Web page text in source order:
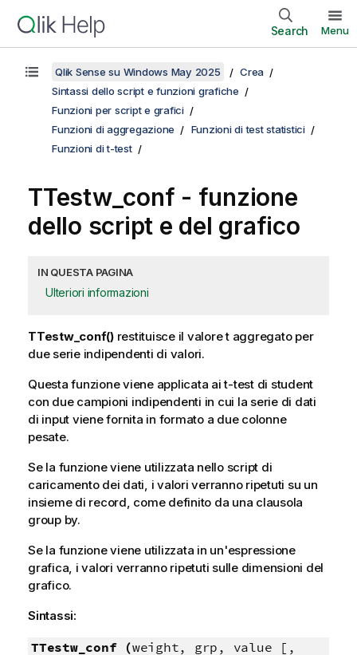
Search Menu
Qlik Sense su Windows May 2025
Crea
Sintassi dello script e funzioni grafiche
Funzioni per script e grafici
Funzioni di aggregazione
Funzioni di test statistici
Funzioni di t-test
TTestw_conf - funzione
dello script e del grafico
IN QUESTA PAGINA
Ulteriori informazioni
TTestw_conf()restituisce il valore t aggregato per
due serie indipendenti di valori.
Questa funzione viene applicata ai t-test di student
con due campioni indipendenti in cui la serie di dati
di input viene fornita in formato a due colonne
pesate.
Se la funzione viene utilizzata nello script di
caricamento dei dati, i valori verranno ripetuti su un
insieme di record, come definito da una clausola
group by.
Se la funzione viene utilizzata in un'espressione
grafica, i valori verranno ripetuti sulle dimensioni del
grafico.
Sintassi:
TTestw_conf (weight, grp, value [,